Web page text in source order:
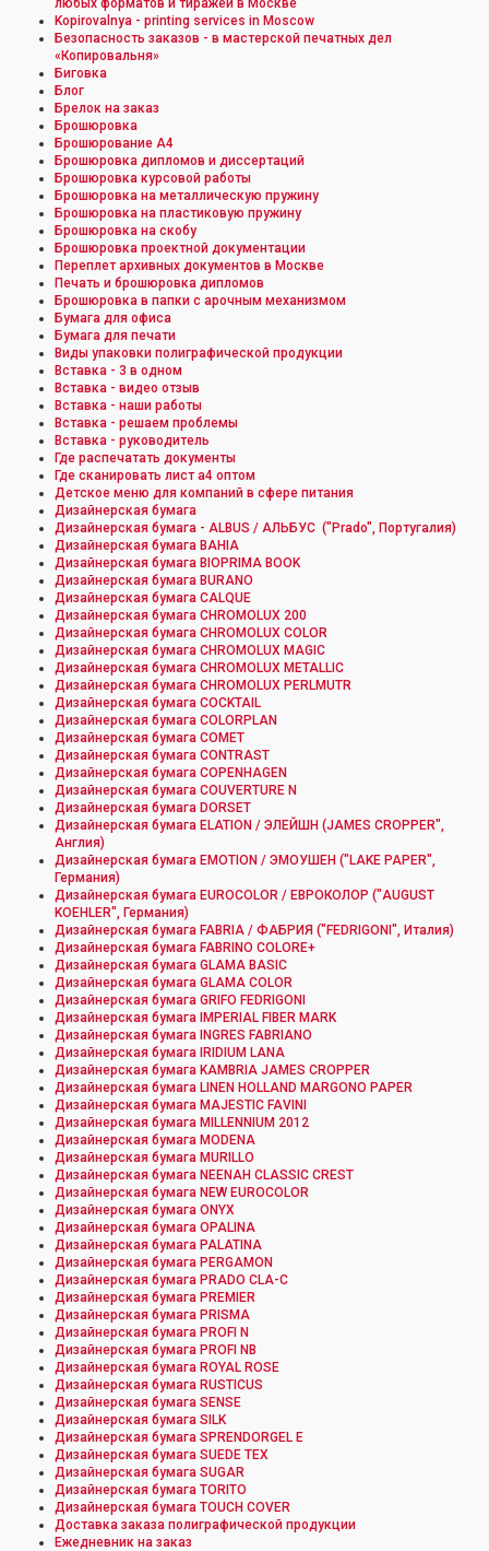
любых форматов и тиражей в Москве
Kopirovalnya - printing services in Moscow
Безопасность заказов - в мастерской печатных дел
«Копировальня»
Биговка
Блог
Брелок на заказ
Брошюровка
Брошюрование А4
Брошюровка дипломов и диссертаций
Брошюровка курсовой работы
Брошюровка на металлическую пружину
Брошюровка на пластиковую пружину
Брошюровка на скобу
Брошюровка проектной документации
Переплет архивных документов в Москве
Печать и брошюровка дипломов
Брошюровка в папки с арочным механизмом
Бумага для офиса
Бумага для печати
Виды упаковки полиграфической продукции
Вставка - 3 в одном
Вставка - видео отзыв
Вставка - наши работы
Вставка - решаем проблемы
Вставка - руководитель
Где распечатать документы
Где сканировать лист а4 оптом
Детское меню для компаний в сфере питания
Дизайнерская бумага
Дизайнерская бумага - ALBUS / АЛЬБУС ("Prado", Португалия)
Дизайнерская бумага BAHIA
Дизайнерская бумага BIOPRIMA BOOK
Дизайнерская бумага BURANO
Дизайнерская бумага CALQUE
Дизайнерская бумага CHROMOLUX 200
Дизайнерская бумага CHROMOLUX COLOR
Дизайнерская бумага CHROMOLUX MAGIC
Дизайнерская бумага CHROMOLUX METALLIC
Дизайнерская бумага CHROMOLUX PERLMUTR
Дизайнерская бумага COCKTAIL
Дизайнерская бумага COLORPLAN
Дизайнерская бумага COMET
Дизайнерская бумага CONTRAST
Дизайнерская бумага COPENHAGEN
Дизайнерская бумага COUVERTURE N
Дизайнерская бумага DORSET
Дизайнерская бумага ELATION / ЭЛЕЙШН (JAMES CROPPER",
Англия)
Дизайнерская бумага EMOTION / ЭМОУШЕН ("LAKE PAPER",
Германия)
Дизайнерская бумага EUROCOLOR / ЕВРОКОЛОР ("AUGUST
KOEHLER", Германия)
Дизайнерская бумага FABRIA / ФАБРИЯ ("FEDRIGONI", Италия)
Дизайнерская бумага FABRINO COLORE+
Дизайнерская бумага GLAMA BASIC
Дизайнерская бумага GLAMA COLOR
Дизайнерская бумага GRIFO FEDRIGONI
Дизайнерская бумага IMPERIAL FIBER MARK
Дизайнерская бумага INGRES FABRIANO
Дизайнерская бумага IRIDIUM LANA
Дизайнерская бумага KAMBRIA JAMES CROPPER
Дизайнерская бумага LINEN HOLLAND MARGONO PAPER
Дизайнерская бумага MAJESTIC FAVINI
Дизайнерская бумага MILLENNIUM 2012
Дизайнерская бумага MODENA
Дизайнерская бумага MURILLO
Дизайнерская бумага NEENAH CLASSIC CREST
Дизайнерская бумага NEW EUROCOLOR
Дизайнерская бумага ONYX
Дизайнерская бумага OPALINA
Дизайнерская бумага PALATINA
Дизайнерская бумага PERGAMON
Дизайнерская бумага PRADO CLA-C
Дизайнерская бумага PREMIER
Дизайнерская бумага PRISMA
Дизайнерская бумага PROFI N
Дизайнерская бумага PROFI NB
Дизайнерская бумага ROYAL ROSE
Дизайнерская бумага RUSTICUS
Дизайнерская бумага SENSE
Дизайнерская бумага SILK
Дизайнерская бумага SPRENDORGEL E
Дизайнерская бумага SUEDE TEX
Дизайнерская бумага SUGAR
Дизайнерская бумага TORITO
Дизайнерская бумага TOUCH COVER
Доставка заказа полиграфической продукции
Ежедневник на заказ